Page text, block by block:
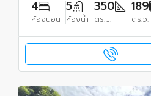
4
ห้องนอน
5
ห้องน้ำ
350
ตร.ม.
189
ตร.ว.